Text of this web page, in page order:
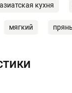
азиатская кухня
мягкий